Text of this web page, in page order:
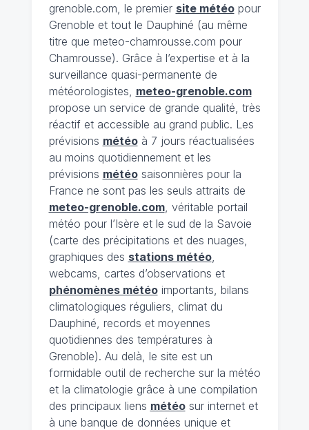
grenoble.com, le premier site météopour
Grenoble et tout le Dauphiné (au même
titre que meteo-chamrousse.com pour
Chamrousse). Grâce à l’expertise et à la
surveillance quasi-permanente de
météorologistes, meteo-grenoble.com
propose un service de grande qualité, très
réactif et accessible au grand public. Les
prévisions météoà 7 jours réactualisées
au moins quotidiennement et les
prévisions météosaisonnières pour la
France ne sont pas les seuls attraits de
meteo-grenoble.com, véritable portail
météo pour l’Isère et le sud de la Savoie
(carte des précipitations et des nuages,
graphiques des stations météo,
webcams, cartes d’observations et
phénomènes météoimportants, bilans
climatologiques réguliers, climat du
Dauphiné, records et moyennes
quotidiennes des températures à
Grenoble). Au delà, le site est un
formidable outil de recherche sur la météo
et la climatologie grâce à une compilation
des principaux liens météosur internet et
à une banque de données unique et